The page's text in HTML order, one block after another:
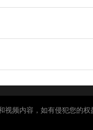
频内容，如有侵犯您的权